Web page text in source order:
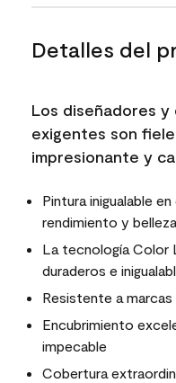
Detalles del
Los diseñadores y
exigentes son
impresionante y
Pintura inigualable
rendimiento y belleza
La tecnología Color
duraderos e
Resistente a marcas
Encubrimiento
impecable
Cobertura